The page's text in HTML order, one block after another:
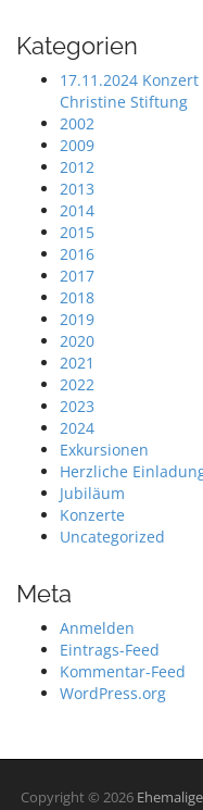
Kategorien
17.11.2024
Christine Stiftung
2002
2009
2012
2013
2014
2015
2016
2017
2018
2019
2020
2021
2022
2023
2024
Exkursionen
Herzliche
Jubiläum
Konzerte
Uncategorized
Meta
Anmelden
Eintrags-Feed
Kommentar-Feed
WordPress.org
Copyright © 2026